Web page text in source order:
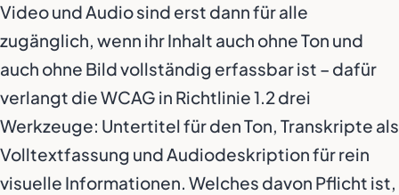
Video und Audio sind erst dann für alle
zugänglich, wenn ihr Inhalt auch ohne Ton und
auch ohne Bild vollständig erfassbar ist – dafür
verlangt die WCAG in Richtlinie 1.2 drei
Werkzeuge: Untertitel für den Ton, Transkripte als
Volltextfassung und Audiodeskription für rein
visuelle Informationen. Welches davon Pflicht ist,